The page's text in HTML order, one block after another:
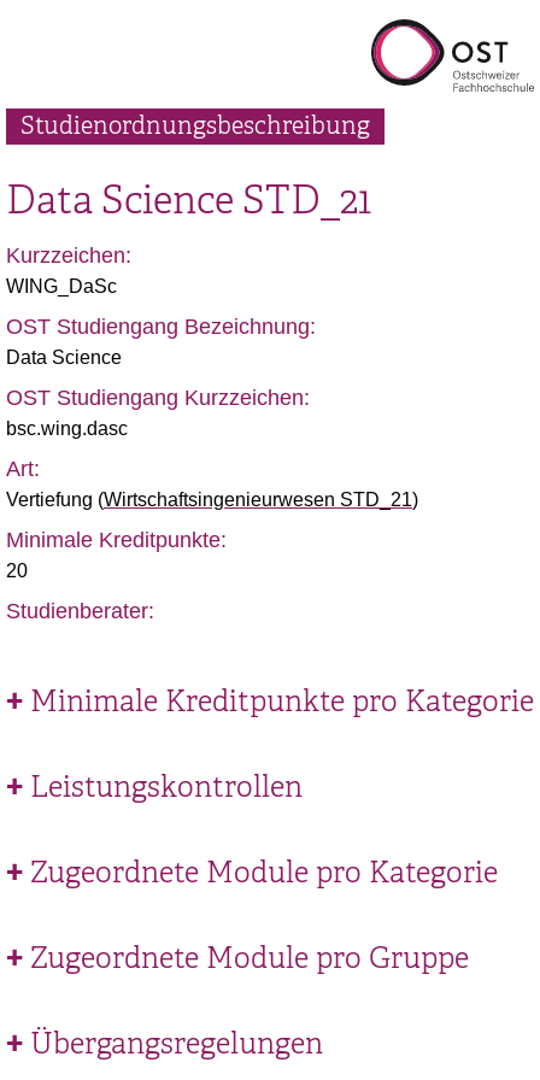
Studienordnungsbeschreibung
Data Science STD_21
Kurzzeichen:
WING_DaSc
OST Studiengang Bezeichnung:
Data Science
OST Studiengang Kurzzeichen:
bsc.wing.dasc
Art:
Vertiefung (Wirtschaftsingenieurwesen STD_21)
Minimale Kreditpunkte:
20
Studienberater:
Minimale Kreditpunkte pro Kategorie
Leistungskontrollen
Zugeordnete Module pro Kategorie
Zugeordnete Module pro Gruppe
Übergangsregelungen